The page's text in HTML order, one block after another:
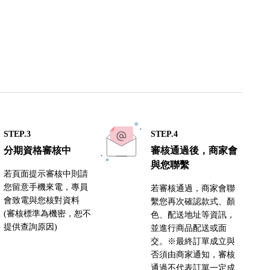
STEP.3
分期資格審核中
若頁面提示審核中則請
您留意手機來電，專員
會致電與您核對資料
(審核標準為機密，恕不
提供查詢原因)
STEP.4
審核通過後，商家會
與您聯繫
若審核通過，商家會聯
繫您再次確認款式、顏
色、配送地址等資訊，
並進行商品配送或面
交。※最終訂單成立與
否須由商家通知，審核
通過不代表訂單一定成